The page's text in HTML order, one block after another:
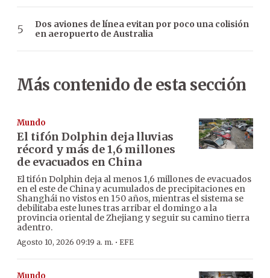
Dos aviones de línea evitan por poco una colisión
en aeropuerto de Australia
Más contenido de esta sección
Mundo
El tifón Dolphin deja lluvias
récord y más de 1,6 millones
de evacuados en China
El tifón Dolphin deja al menos 1,6 millones de evacuados
en el este de China y acumulados de precipitaciones en
Shanghái no vistos en 150 años, mientras el sistema se
debilitaba este lunes tras arribar el domingo a la
provincia oriental de Zhejiang y seguir su camino tierra
adentro.
Agosto 10, 2026 09:19 a. m. · EFE